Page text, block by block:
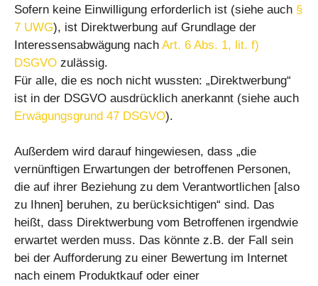
Sofern keine Einwilligung erforderlich ist (siehe auch §
7 UWG), ist Direktwerbung auf Grundlage der
Interessensabwägung nach Art. 6 Abs. 1, lit. f)
DSGVO zulässig.
Für alle, die es noch nicht wussten: „Direktwerbung“
ist in der DSGVO ausdrücklich anerkannt (siehe auch
Erwägungsgrund 47 DSGVO).
Außerdem wird darauf hingewiesen, dass „die
vernünftigen Erwartungen der betroffenen Personen,
die auf ihrer Beziehung zu dem Verantwortlichen [also
zu Ihnen] beruhen, zu berücksichtigen“ sind. Das
heißt, dass Direktwerbung vom Betroffenen irgendwie
erwartet werden muss. Das könnte z.B. der Fall sein
bei der Aufforderung zu einer Bewertung im Internet
nach einem Produktkauf oder einer